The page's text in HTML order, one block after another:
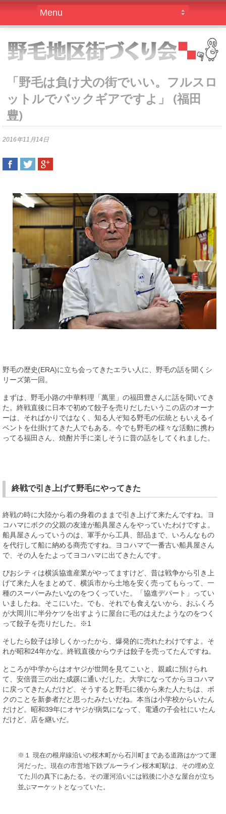
「野毛は負け犬の街でいい。フルスロ
ットルでバックギアですよ」 (福田
豊)
2016年11月14日
野毛の歴史(ERA)に立ち会ってきたエラい人に、野毛の話を聞くシ
リーズ第一回。
まずは、野毛小路の中華料理「萬里」の福田豊さんに話を聞いてき
た。終戦直後に日本で初めて餃子を売りだしたいうこの店のオーナ
ーは、そればかりではなく、知る人ぞ知る野毛の伝統ともいえるイ
ベントを仕掛けてきた人でもある。今でも野毛の様々な活動に携わ
ってる福田さん、焼酎片手に楽しそうに昔の話をしてくれました。
終戦で引き上げて野毛にやってきた
終戦の時に大陸から着の身着のままで引き上げて来たんですね。ヨ
コハマにボクの父親の友達が船具屋さんをやっていたわけですよ。
船具屋さんっていうのは、軍手から工具、部品まで、いろんなもの
を代行して船に納める商売ですね。ヨコハマで一番古い船具屋さん
で、その人をたよってヨコハマに出てきたんです。
ぴおシティは横浜協進産業がやってますけど、昔は戦争から引き上
げて来た人をまとめて、横浜市から土地を安く売ってもらって、一
種のスーパーみたいなのをつくっていた。「協進デパート」ってい
いましたね。そこにいた。でも、それでも食えないから、おふくろ
が大岡川に半分ケツを出すように屋台に毛のはえたようなのをつく
って餃子を売りだした。※1
そしたら餃子は珍しくかったから、爆発的に売れたわけですよ。そ
れが昭和24年かな。終戦直後からウチは餃子を売ってたんですね。
ところが中学からはオヤジが世間を見てこいと、親戚に預けられ
て、安倍晋三の出た成蹊に通いだした。大学になってからヨコハマ
に戻ってきたんだけど、そうすると野毛に後から来た人たちは、ボ
クのことを新参者だと思ったみたいだね。本当は小学校からいたん
だけど。昭和39年にオヤジが病気になって、電通の子会社にいたん
だけど、店を継いだ。
※１ 現在の根岸線沿いの桜木町から石川町まである道路はかつて運
河だった。現在の市営地下鉄ブルーライン桜木町駅は、その埋め立
てた川の真下にあたる。その運河沿いには戦後に小さな屋台が立ち
並ぶマーケットとなっていた。